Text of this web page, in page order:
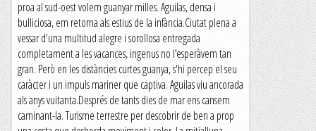
proa al sud-oest volem guanyar milles. Aguilas, densa i
bulliciosa, em retorna als estius de la infància.Ciutat plena a
vessar d'una multitud alegre i sorollosa entregada
completament a les vacances, ingenus no l’esperàvem tan
gran. Però en les distàncies curtes guanya, s'hi percep el seu
caràcter i un impuls mariner que captiva. Aguilas viu ancorada
als anys vuitanta.Després de tants dies de mar ens cansem
caminant-la. Turisme terrestre per descobrir de ben a prop